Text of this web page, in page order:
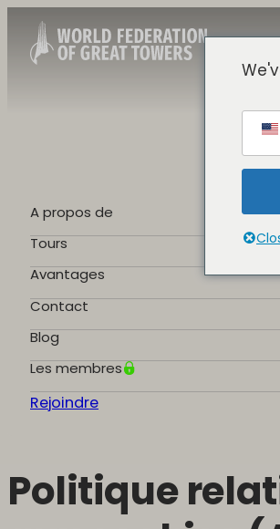
A propos de
Tours
Avantages
Contact
Blog
Les membres
Rejoindre
Politique